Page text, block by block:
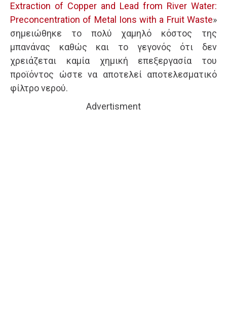
Extraction of Copper and Lead from River Water:
Preconcentration of Metal Ions with a Fruit Waste»
σημειώθηκε το πολύ χαμηλό κόστος της
μπανάνας καθώς και το γεγονός ότι δεν
χρειάζεται καμία χημική επεξεργασία του
προϊόντος ώστε να αποτελεί αποτελεσματικό
φίλτρο νερού.
Advertisment